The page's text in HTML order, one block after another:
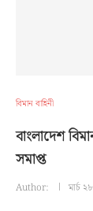
বিমান বাহিনী
বাংলাদেশ
সমাপ্ত
Author: মার্চ